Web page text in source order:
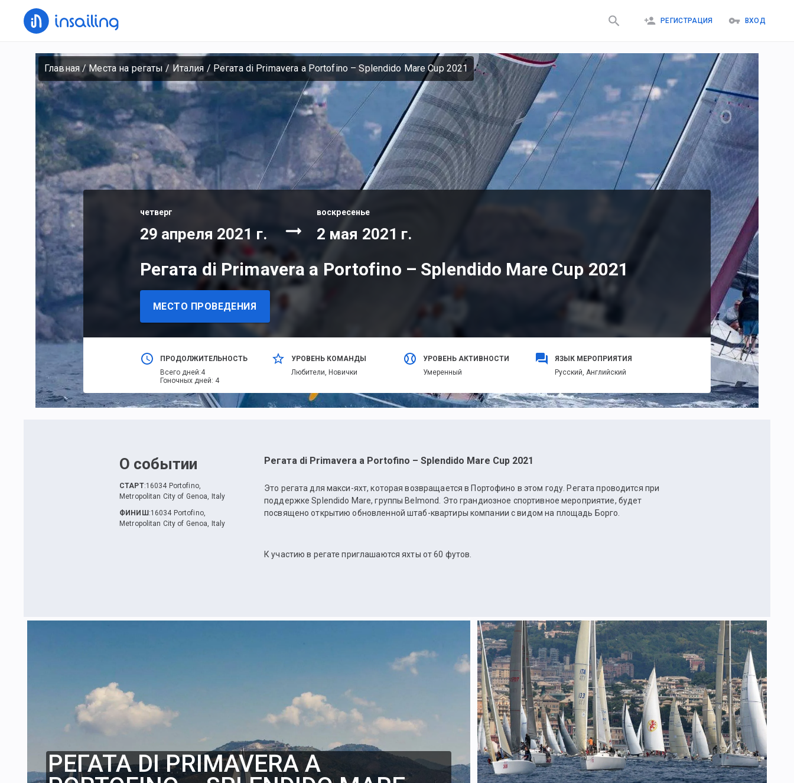
РЕГИСТРАЦИЯ ВХОД
Главная/Места на регаты / Италия / Регата di Primavera a Portofino – Splendido Mare Cup 2021
четверг
29 апреля 2021 г.
воскресенье
2 мая 2021 г.
Регата di Primavera a Portofino – Splendido Mare Cup 2021
МЕСТО ПРОВЕДЕНИЯ
ПРОДОЛЖИТЕЛЬНОСТЬ
Всего дней:4
Гоночных дней: 4
УРОВЕНЬ КОМАНДЫ
Любители, Новички
УРОВЕНЬ АКТИВНОСТИ
Умеренный
ЯЗЫК МЕРОПРИЯТИЯ
Русский, Английский
О событии
СТАРТ:16034 Portofino,
Metropolitan City of Genoa, Italy
ФИНИШ :16034 Portofino,
Metropolitan City of Genoa, Italy
Регата di Primavera a Portofino – Splendido Mare Cup 2021
Это регата для макси-яхт, которая возвращается в Портофино в этом году. Регата проводится при
поддержке Splendido Mare, группы Belmond. Это грандиозное спортивное мероприятие, будет
посвящено открытию обновленной штаб-квартиры компании с видом на площадь Борго.
К участию в регате приглашаются яхты от 60 футов.
РЕГАТА DI PRIMAVERA A